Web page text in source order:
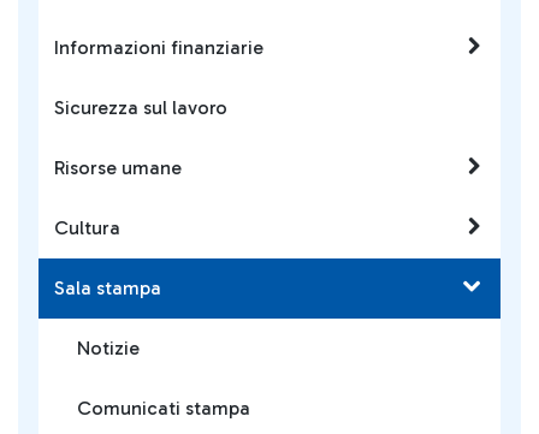
Informazioni finanziarie
Sicurezza sul lavoro
Risorse umane
Cultura
Sala stampa
Notizie
Comunicati stampa